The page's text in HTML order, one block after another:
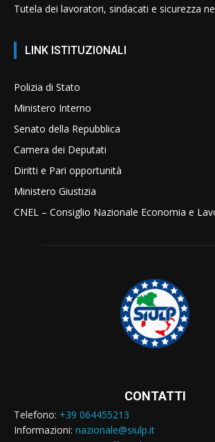
Tutela dei lavoratori, sindacati e sicurezza
LINK ISTITUZIONALI
Polizia di Stato
Ministero Interno
Senato della Repubblica
Camera dei Deputati
Diritti e Pari opportunità
Ministero Giustizia
CNEL – Consiglio Nazionale Economia e
CONTATTI
Telefono: +39 064455213
Informazioni: nazionale@siulp.it